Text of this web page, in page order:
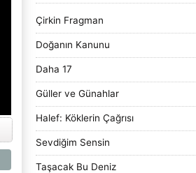
Çirkin Fragman
Doğanın Kanunu
Daha 17
Güller ve Günahlar
Halef: Köklerin Çağrısı
Sevdiğim Sensin
Taşacak Bu Deniz